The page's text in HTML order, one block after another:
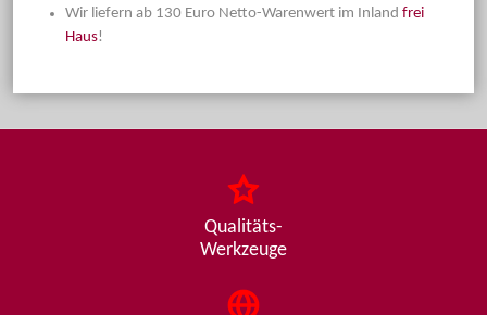
Wir liefern ab 130 Euro Netto-Warenwert im Inland frei
Haus!
Qualitäts-
Werkzeuge